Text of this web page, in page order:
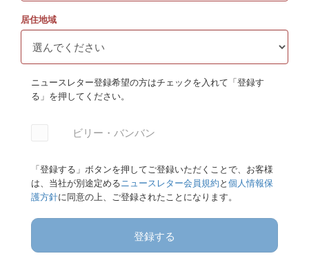
居住地域
ニュースレター登録希望の方はチェックを入れて「登録す
る」を押してください。
ビリー・バンバン
「登録する」ボタンを押してご登録いただくことで、お客様
は、当社が別途定めるニュースレター会員規約と個人情報保
護方針に同意の上、ご登録されたことになります。
登録する